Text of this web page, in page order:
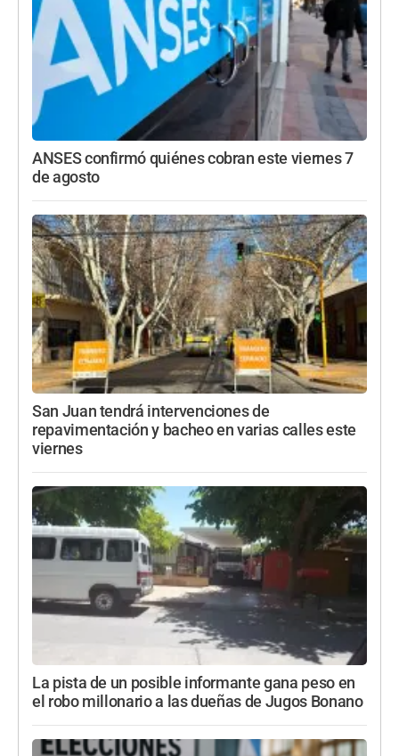
ANSES confirmó quiénes cobran este viernes 7
de agosto
San Juan tendrá intervenciones de
repavimentación y bacheo en varias calles este
viernes
La pista de un posible informante gana peso en
el robo millonario a las dueñas de Jugos Bonano